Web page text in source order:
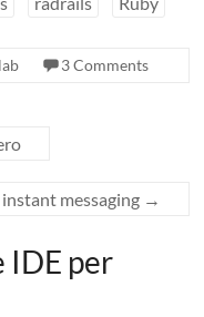
3 Comments
messaging →
IDE per